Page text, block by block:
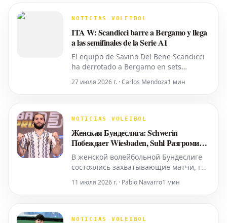
NOTICIAS VOLEIBOL
ITA W: Scandicci barre a Bergamo y llega
a las semifinales de la Serie A1
El equipo de Savino Del Bene Scandicci
ha derrotado a Bergamo en sets
semifinales de los playoffs de la Serie A1
de cuartos de final. El encuentro,
27 июля 2026 г. · Carlos Mendoza1 мин
NOTICIAS VOLEIBOL
Женская Бундеслига: Schwerin
Побеждает Wiesbaden, Suhl Разгромил
Hamburg
В женской волейбольной Бундеслиге
состоялись захватывающие матчи, где
силы. «SSC Palmberg Schwerin»
время как «VfB Suhl LOTTO Thüringen»
11 июля 2026 г. · Pablo Navarro1 мин
NOTICIAS VOLEIBOL